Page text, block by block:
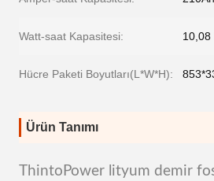
Watt-saat Kapasitesi: 10,08
Hücre Paketi Boyutları(L*W*H):
Ürün Tanımı
ThintoPower lityum demir